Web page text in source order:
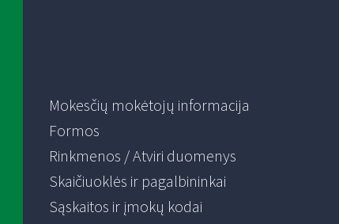
Mokesčių mokėtojų informacija
Formos
Rinkmenos / Atviri duomenys
Skaičiuoklės ir pagalbininkai
Sąskaitos ir įmokų kodai